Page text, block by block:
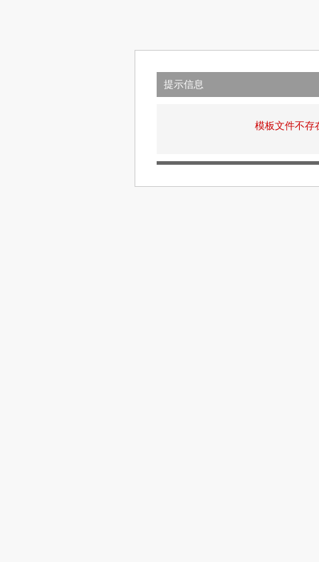
提示信息
模板文件不存